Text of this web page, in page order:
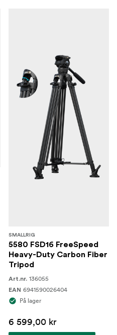
SMALLRIG
5580 FSD16 FreeSpeed
Heavy-Duty Carbon Fiber
Tripod
Art.nr. 136055
EAN 6941590026404
På lager
6 599,00 kr